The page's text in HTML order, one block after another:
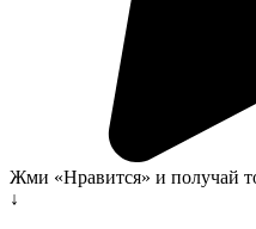
Жми «Нравится» и получай
↓